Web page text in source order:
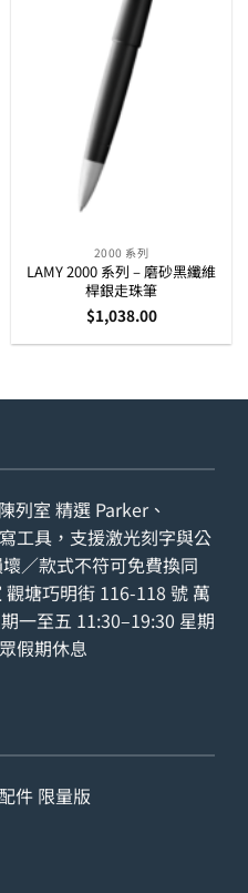
2000 系列
LAMY 2000 系列 – 磨砂黑纖維
桿銀走珠筆
$1,038.00
列室 精選 Parker、
工具，支援激光刻字與公
／款式不符可免費換同
觀塘巧明街 116-118 號 萬
一至五 11:30–19:30 星期
假期休息
件 限量版